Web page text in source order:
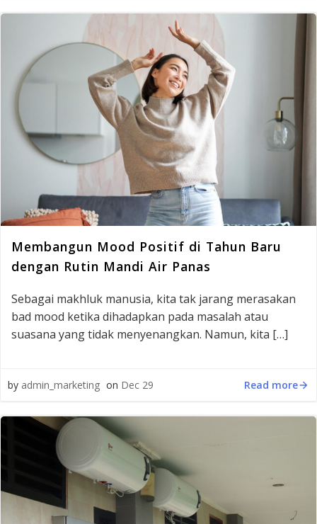
Membangun Mood Positif di Tahun Baru
dengan Rutin Mandi Air Panas
Sebagai makhluk manusia, kita tak jarang merasakan
bad mood ketika dihadapkan pada masalah atau
suasana yang tidak menyenangkan. Namun, kita […]
by admin_marketing on Dec 29 Read more